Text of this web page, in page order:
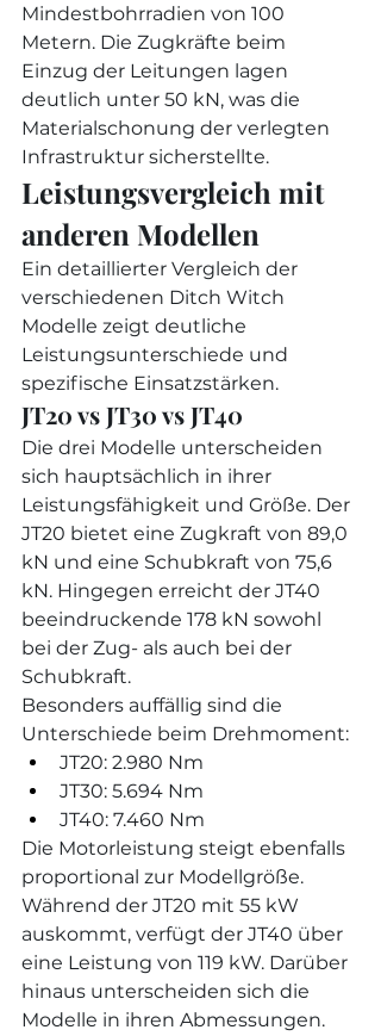
Mindestbohrradien von 100
Metern. Die Zugkräfte beim
Einzug der Leitungen lagen
deutlich unter 50 kN, was die
Materialschonung der verlegten
Infrastruktur sicherstellte.
Leistungsvergleich mit
anderen Modellen
Ein detaillierter Vergleich der
verschiedenen Ditch Witch
Modelle zeigt deutliche
Leistungsunterschiede und
spezifische Einsatzstärken.
JT20 vs JT30 vs JT40
Die drei Modelle unterscheiden
sich hauptsächlich in ihrer
Leistungsfähigkeit und Größe. Der
JT20 bietet eine Zugkraft von 89,0
kN und eine Schubkraft von 75,6
kN. Hingegen erreicht der JT40
beeindruckende 178 kN sowohl
bei der Zug- als auch bei der
Schubkraft.
Besonders auffällig sind die
Unterschiede beim Drehmoment:
JT20: 2.980 Nm
JT30: 5.694 Nm
JT40: 7.460 Nm
Die Motorleistung steigt ebenfalls
proportional zur Modellgröße.
Während der JT20 mit 55 kW
auskommt, verfügt der JT40 über
eine Leistung von 119 kW. Darüber
hinaus unterscheiden sich die
Modelle in ihren Abmessungen.